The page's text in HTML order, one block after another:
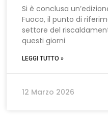
Si è conclusa
Fuoco, il punto di
settore del
questi giorni
LEGGI TUTTO »
12 Marzo 2026